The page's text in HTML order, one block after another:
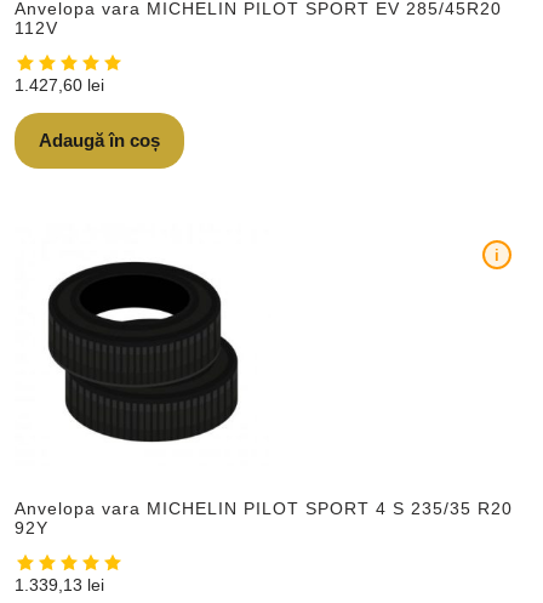
Anvelopa vara MICHELIN PILOT SPORT EV 285/45R20
112V
1.427,60 lei
Adaugă în coș
Anvelopa vara MICHELIN PILOT SPORT 4 S 235/35 R20
92Y
i
1.339,13 lei